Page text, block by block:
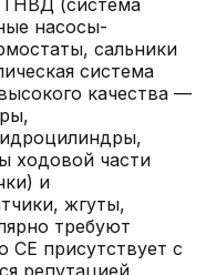
насосы-
сальники
система
качества —
ходовой части
и
жгуты,
требуют
CE присутствует с
репутацией